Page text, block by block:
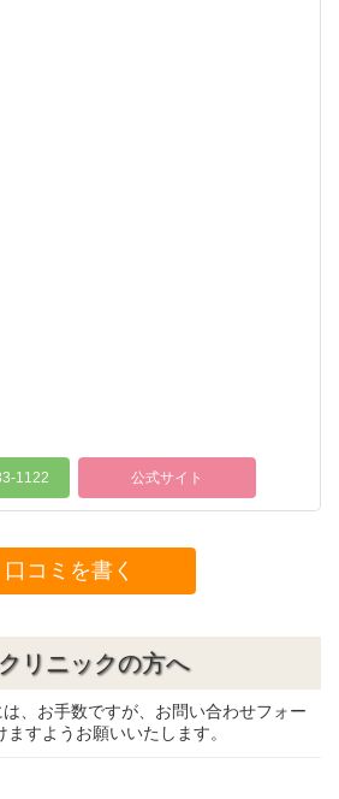
1122 公式サイト
口コミを書く
リニックの方へ
、お手数ですが、お問い合わせフォー
すようお願いいたします。